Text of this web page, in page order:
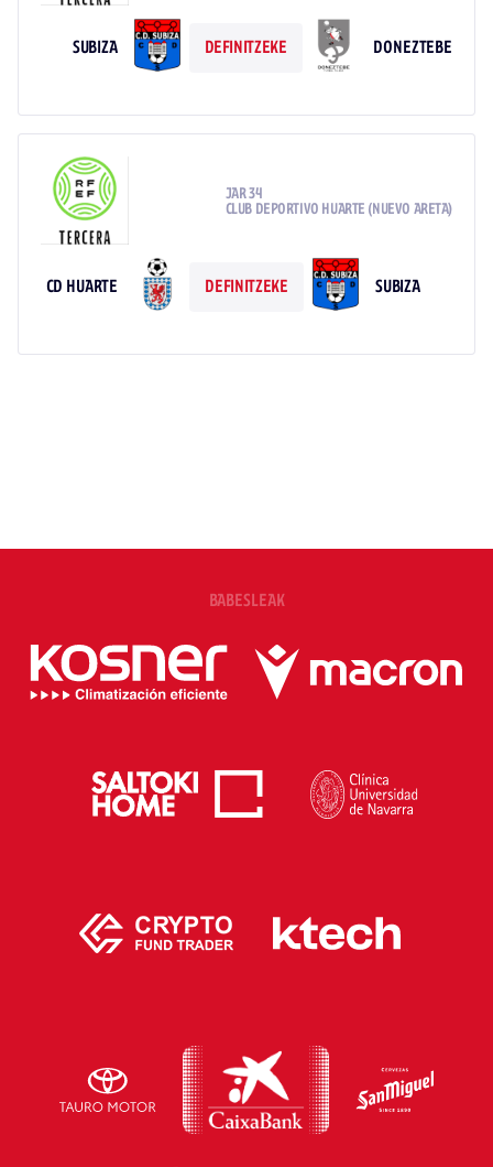
SUBIZA DEFINITZEKE DONEZTEBE
JAR 34
CLUB DEPORTIVO HUARTE (NUEVO ARETA)
CD HUARTE DEFINITZEKE SUBIZA
BABESLEAK